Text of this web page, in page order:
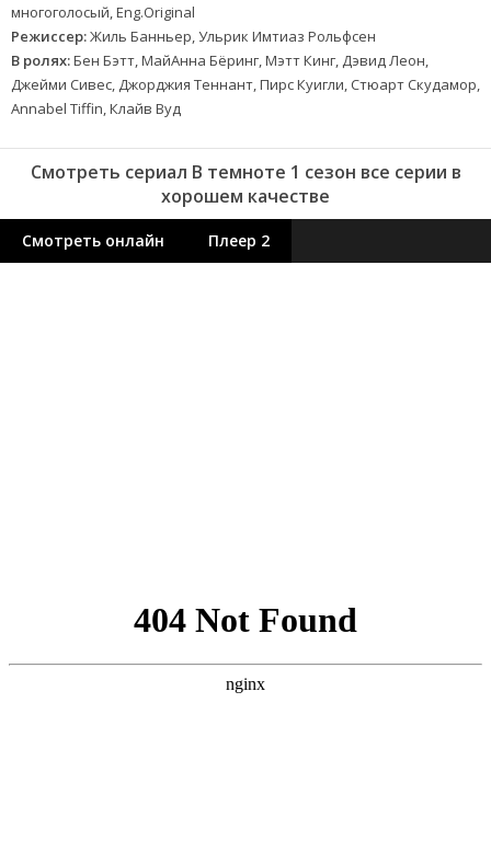
многоголосый, Eng.Original
Режиссер:Жиль Банньер, Ульрик Имтиаз Рольфсен
В ролях:Бен Бэтт, МайАнна Бёринг, Мэтт Кинг, Дэвид Леон,
Джейми Сивес, Джорджия Теннант, Пирс Куигли, Стюарт Скудамор,
Annabel Tiffin, Клайв Вуд
Смотреть сериал В темноте 1 сезон все серии в
хорошем качестве
Смотреть онлайн Плеер 2